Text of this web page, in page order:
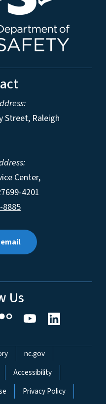
Street, Raleigh
Center,
4201
8885
Us
nc.gov
Accessibility
Privacy Policy